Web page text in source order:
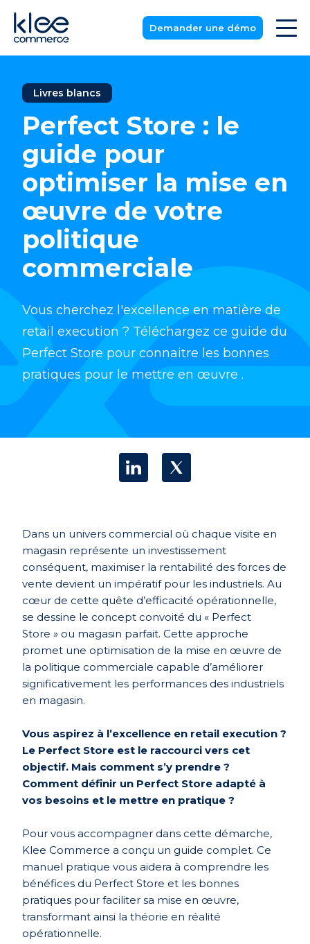
Demander une démo
Livres blancs
Perfect Store : le
guide pour
optimiser la mise en
œuvre de votre
politique
commerciale
Vous cherchez l'excellence en matière de
retail execution ? Téléchargez ce guide du
Perfect Store pour connaitre les bonnes
pratiques pour le mettre en œuvre .
Dans un univers commercial où chaque visite en
magasin représente un investissement
conséquent, maximiser la rentabilité des forces de
vente devient un impératif pour les industriels. Au
cœur de cette quête d’efficacité opérationnelle,
se dessine le concept convoité du « Perfect
Store » ou magasin parfait. Cette approche
promet une optimisation de la mise en œuvre de
la politique commerciale capable d’améliorer
significativement les performances des industriels
en magasin.
Vous aspirez à l’excellence en retail execution ?
Le Perfect Store est le raccourci vers cet
objectif. Mais comment s’y prendre ?
Comment définir un Perfect Store adapté à
vos besoins et le mettre en pratique ?
Pour vous accompagner dans cette démarche,
Klee Commerce a conçu un guide complet. Ce
manuel pratique vous aidera à comprendre les
bénéfices du Perfect Store et les bonnes
pratiques pour faciliter sa mise en œuvre,
transformant ainsi la théorie en réalité
opérationnelle.